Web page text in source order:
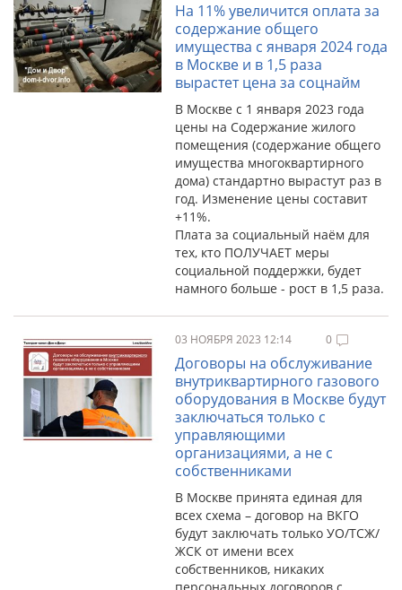
На 11% увеличится оплата за
содержание общего
имущества с января 2024 года
в Москве и в 1,5 раза
вырастет цена за соцнайм
В Москве с 1 января 2023 года
цены на Содержание жилого
помещения (содержание общего
имущества многоквартирного
дома) стандартно вырастут раз в
год. Изменение цены составит
+11%.
Плата за социальный наём для
тех, кто ПОЛУЧАЕТ меры
социальной поддержки, будет
намного больше - рост в 1,5 раза.
03 НОЯБРЯ 2023 12:14 0
Договоры на обслуживание
внутриквартирного газового
оборудования в Москве будут
заключаться только с
управляющими
организациями, а не с
собственниками
В Москве принята единая для
всех схема – договор на ВКГО
будут заключать только УО/ТСЖ/
ЖСК от имени всех
собственников, никаких